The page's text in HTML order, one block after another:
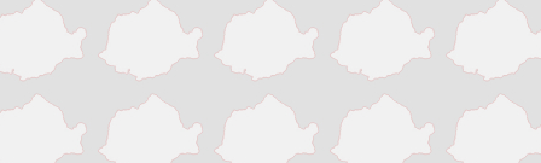
Targu Jiu
Targu Mures
Timisoara